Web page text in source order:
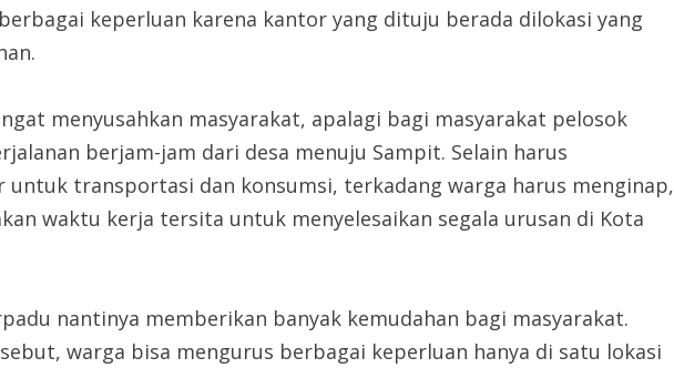
keperluan karena kantor yang dituju berada dilokasi yang
menyusahkan masyarakat, apalagi bagi masyarakat pelosok
berjam-jam dari desa menuju Sampit. Selain harus
untuk transportasi dan konsumsi, terkadang warga harus menginap,
waktu kerja tersita untuk menyelesaikan segala urusan di Kota
nantinya memberikan banyak kemudahan bagi masyarakat.
warga bisa mengurus berbagai keperluan hanya di satu lokasi